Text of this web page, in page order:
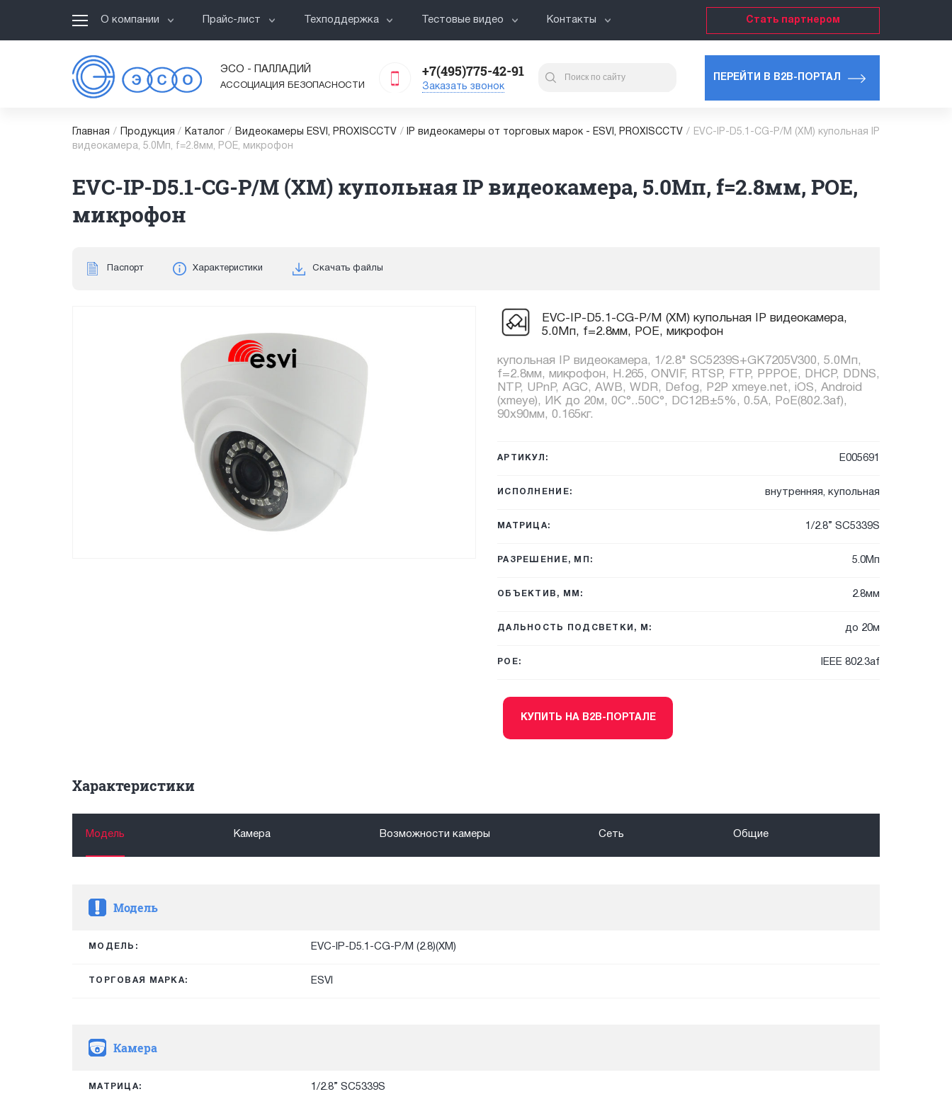
О компании Прайс-лист Техподдержка Тестовые видео Контакты Стать партнером
ЭСО - ПАЛЛАДИЙ
АССОЦИАЦИЯ БЕЗОПАСНОСТИ
+7(495)775-42-91
Заказать звонок
ПЕРЕЙТИ В B2B-ПОРТАЛ
Главная / Продукция / Каталог / Видеокамеры ESVI, PROXISCCTV / IP видеокамеры от торговых марок - ESVI, PROXISCCTV /
EVC-IP-D5.1-CG-P/M (XM) купольная IP
видеокамера, 5.0Мп, f=2.8мм, POE, микрофон
EVC-IP-D5.1-CG-P/M (XM) купольная IP видеокамера, 5.0Мп, f=2.8мм, POE,
микрофон
Паспорт Характеристики Скачать файлы
EVC-IP-D5.1-CG-P/M (XM) купольная IP видеокамера,
5.0Мп, f=2.8мм, POE, микрофон
купольная IP видеокамера, 1/2.8" SC5239S+GK7205V300, 5.0Мп,
f=2.8мм, микрофон, H.265, ONVIF, RTSP, FTP, PPPOE, DHCP, DDNS,
NTP, UPnP, AGC, AWB, WDR, Defog, P2P xmeye.net, iOS, Android
(xmeye), ИК до 20м, 0C°..50C°, DC12В±5%, 0.5А, PoE(802.3af),
90x90мм, 0.165кг.
АРТИКУЛ: E005691
ИСПОЛНЕНИЕ: внутренняя, купольная
МАТРИЦА: 1/2.8” SC5339S
РАЗРЕШЕНИЕ, МП: 5.0Мп
ОБЪЕКТИВ, ММ: 2.8мм
ДАЛЬНОСТЬ ПОДСВЕТКИ, М: до 20м
POE: IEEE 802.3af
КУПИТЬ НА B2B-ПОРТАЛЕ
Характеристики
Модель Камера Возможности камеры Сеть Общие
Модель
МОДЕЛЬ: EVC-IP-D5.1-CG-P/M (2.8)(XM)
ТОРГОВАЯ МАРКА: ESVI
Камера
МАТРИЦА: 1/2.8” SC5339S